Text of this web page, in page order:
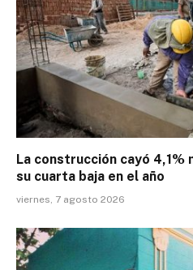
La construcción cayó 4,1%
su cuarta baja en el año
viernes, 7 agosto 2026